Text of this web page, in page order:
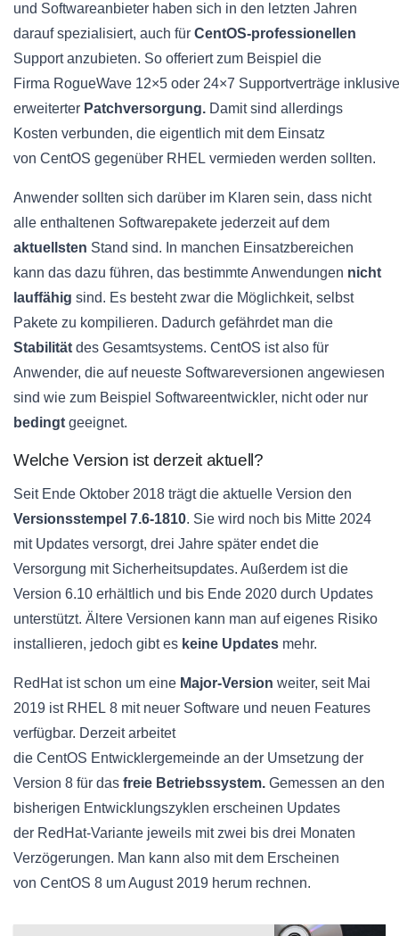
und Softwareanbieter haben sich in den letzten Jahren
darauf spezialisiert, auch für CentOS-professionellen
Support anzubieten. So offeriert zum Beispiel die
Firma RogueWave 12×5 oder 24×7 Supportverträge inklusive
erweiterter Patchversorgung. Damit sind allerdings
Kosten verbunden, die eigentlich mit dem Einsatz
von CentOS gegenüber RHEL vermieden werden sollten.
Anwender sollten sich darüber im Klaren sein, dass nicht
alle enthaltenen Softwarepakete jederzeit auf dem
aktuellsten Stand sind. In manchen Einsatzbereichen
kann das dazu führen, das bestimmte Anwendungen nicht
lauffähig sind. Es besteht zwar die Möglichkeit, selbst
Pakete zu kompilieren. Dadurch gefährdet man die
Stabilität des Gesamtsystems. CentOS ist also für
Anwender, die auf neueste Softwareversionen angewiesen
sind wie zum Beispiel Softwareentwickler, nicht oder nur
bedingt geeignet.
Welche Version ist derzeit aktuell?
Seit Ende Oktober 2018 trägt die aktuelle Version den
Versionsstempel 7.6-1810. Sie wird noch bis Mitte 2024
mit Updates versorgt, drei Jahre später endet die
Versorgung mit Sicherheitsupdates. Außerdem ist die
Version 6.10 erhältlich und bis Ende 2020 durch Updates
unterstützt. Ältere Versionen kann man auf eigenes Risiko
installieren, jedoch gibt es keine Updates mehr.
RedHatist schon um eine Major-Version weiter, seit Mai
2019 ist RHEL 8 mit neuer Software und neuen Features
verfügbar. Derzeit arbeitet
die CentOS Entwicklergemeinde an der Umsetzung der
Version 8 für das freie Betriebssystem. Gemessen an den
bisherigen Entwicklungszyklen erscheinen Updates
der RedHat-Variante jeweils mit zwei bis drei Monaten
Verzögerungen. Man kann also mit dem Erscheinen
von CentOS 8 um August 2019 herum rechnen.